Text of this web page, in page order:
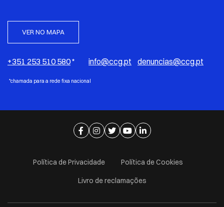
VER NO MAPA
+351 253 510 580* info@ccg.pt denuncias@ccg.pt
*chamada para a rede fixa nacional
Ir para página de facebook
Ir para página de instagram
Ir para página de twitter
Ir para página de youtube
Ir para página de
Política de Privacidade Política de Cookies
Livro de reclamações